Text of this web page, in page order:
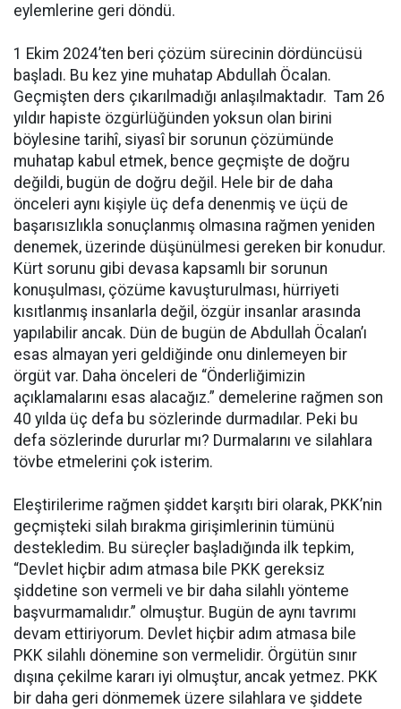
eylemlerine geri döndü.
1 Ekim 2024’ten beri çözüm sürecinin dördüncüsü
başladı. Bu kez yine muhatap Abdullah Öcalan.
Geçmişten ders çıkarılmadığı anlaşılmaktadır. Tam 26
yıldır hapiste özgürlüğünden yoksun olan birini
böylesine tarihî, siyasî bir sorunun çözümünde
muhatap kabul etmek, bence geçmişte de doğru
değildi, bugün de doğru değil. Hele bir de daha
önceleri aynı kişiyle üç defa denenmiş ve üçü de
başarısızlıkla sonuçlanmış olmasına rağmen yeniden
denemek, üzerinde düşünülmesi gereken bir konudur.
Kürt sorunu gibi devasa kapsamlı bir sorunun
konuşulması, çözüme kavuşturulması, hürriyeti
kısıtlanmış insanlarla değil, özgür insanlar arasında
yapılabilir ancak. Dün de bugün de Abdullah Öcalan’ı
esas almayan yeri geldiğinde onu dinlemeyen bir
örgüt var. Daha önceleri de “Önderliğimizin
açıklamalarını esas alacağız.” demelerine rağmen son
40 yılda üç defa bu sözlerinde durmadılar. Peki bu
defa sözlerinde dururlar mı? Durmalarını ve silahlara
tövbe etmelerini çok isterim.
Eleştirilerime rağmen şiddet karşıtı biri olarak, PKK’nin
geçmişteki silah bırakma girişimlerinin tümünü
destekledim. Bu süreçler başladığında ilk tepkim,
“Devlet hiçbir adım atmasa bile PKK gereksiz
şiddetine son vermeli ve bir daha silahlı yönteme
başvurmamalıdır.” olmuştur. Bugün de aynı tavrımı
devam ettiriyorum. Devlet hiçbir adım atmasa bile
PKK silahlı dönemine son vermelidir. Örgütün sınır
dışına çekilme kararı iyi olmuştur, ancak yetmez. PKK
bir daha geri dönmemek üzere silahlara ve şiddete